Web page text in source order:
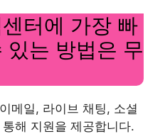
터에 가장 빠
있는 방법은 무
이메일, 라이브 채팅, 소셜
해 지원을 제공합니다.